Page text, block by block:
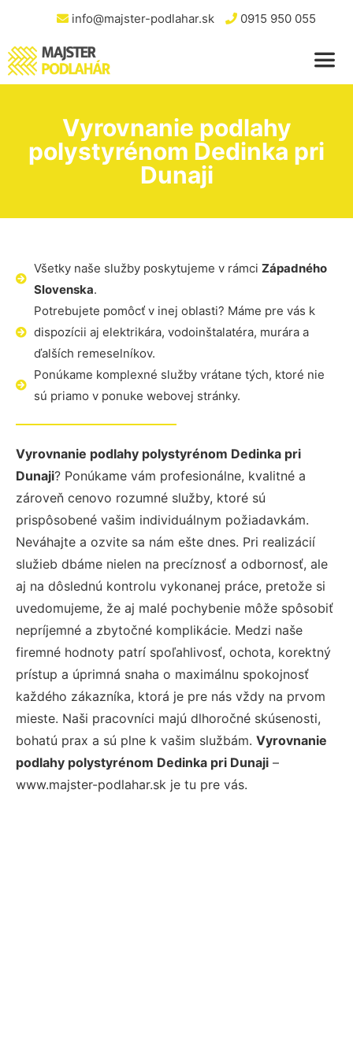
info@majster-podlahar.sk 0915 950 055
Vyrovnanie podlahy
polystyrénom Dedinka pri
Dunaji
Všetky naše služby poskytujeme v rámci Západného
Slovenska.
Potrebujete pomôcť v inej oblasti? Máme pre vás k
dispozícii aj elektrikára, vodoinštalatéra, murára a
ďalších remeselníkov.
Ponúkame komplexné služby vrátane tých, ktoré nie
sú priamo v ponuke webovej stránky.
Vyrovnanie podlahy polystyrénom Dedinka pri
Dunaji? Ponúkame vám profesionálne, kvalitné a
zároveň cenovo rozumné služby, ktoré sú
prispôsobené vašim individuálnym požiadavkám.
Neváhajte a ozvite sa nám ešte dnes. Pri realizácií
služieb dbáme nielen na precíznosť a odbornosť, ale
aj na dôslednú kontrolu vykonanej práce, pretože si
uvedomujeme, že aj malé pochybenie môže spôsobiť
nepríjemné a zbytočné komplikácie. Medzi naše
firemné hodnoty patrí spoľahlivosť, ochota, korektný
prístup a úprimná snaha o maximálnu spokojnosť
každého zákazníka, ktorá je pre nás vždy na prvom
mieste. Naši pracovníci majú dlhoročné skúsenosti,
bohatú prax a sú plne k vašim službám. Vyrovnanie
podlahy polystyrénom Dedinka pri Dunaji –
www.majster-podlahar.sk je tu pre vás.